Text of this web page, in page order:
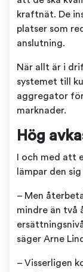
kraftnät. De
platser som
anslutning.
När allt är i
systemet till
aggregator
marknader.
Hög
I och med att
lämpar den
– Men
mindre än två
säger Arne
– Visserligen